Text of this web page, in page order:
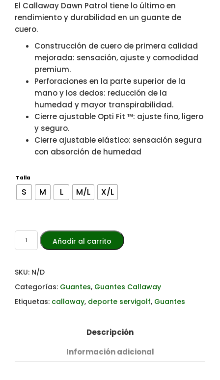
El Callaway Dawn Patrol tiene lo último en
rendimiento y durabilidad en un guante de
cuero.
Construcción de cuero de primera calidad
mejorada: sensación, ajuste y comodidad
premium.
Perforaciones en la parte superior de la
mano y los dedos: reducción de la
humedad y mayor transpirabilidad.
Cierre ajustable Opti Fit ™: ajuste fino, ligero
y seguro.
Cierre ajustable elástico: sensación segura
con absorción de humedad
Talla
S M L M/L X/L
Añadir al carrito
SKU: N/D
Categorías: Guantes, Guantes Callaway
Etiquetas: callaway, deporte servigolf, Guantes
Descripción
Información adicional